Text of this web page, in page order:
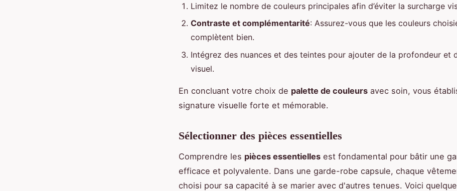
Limitez le nombre de couleurs principales afin d’éviter la surcharge
Contraste et complémentarité: Assurez-vous que les couleurs
complètent bien.
Intégrez des nuances et des teintes pour ajouter de la profondeur et
visuel.
En concluant votre choix de palette de couleurs avec soin, vous
signature visuelle forte et mémorable.
Sélectionner des pièces essentielles
Comprendre les pièces essentielles est fondamental pour bâtir une
efficace et polyvalente. Dans une garde-robe capsule, chaque
choisi pour sa capacité à se marier avec d'autres tenues. Voici